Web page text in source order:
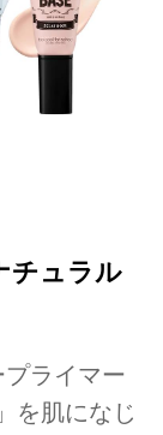
チュラル
プライマー
を肌になじ